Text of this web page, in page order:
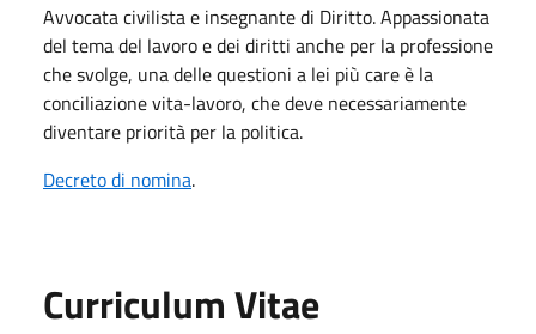
Avvocata civilista e insegnante di Diritto. Appassionata
del tema del lavoro e dei diritti anche per la professione
che svolge, una delle questioni a lei più care è la
conciliazione vita-lavoro, che deve necessariamente
diventare priorità per la politica.
Decreto di nomina.
Curriculum Vitae